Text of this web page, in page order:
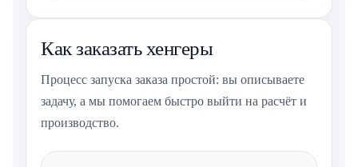
Как заказать хенгеры
Процесс запуска заказа простой: вы описываете
задачу, а мы помогаем быстро выйти на расчёт и
производство.